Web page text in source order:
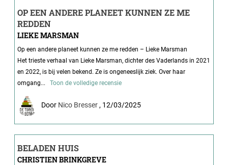
OP EEN ANDERE PLANEET KUNNEN ZE ME
REDDEN
LIEKE MARSMAN
Op een andere planeet kunnen ze me redden – Lieke Marsman
Het trieste verhaal van Lieke Marsman, dichter des Vaderlands in 2021
en 2022, is bij velen bekend. Ze is ongeneeslijk ziek. Over haar
omgang...
Toon de volledige recensie
Door Nico Bresser , 12/03/2025
BELADEN HUIS
CHRISTIEN BRINKGREVE